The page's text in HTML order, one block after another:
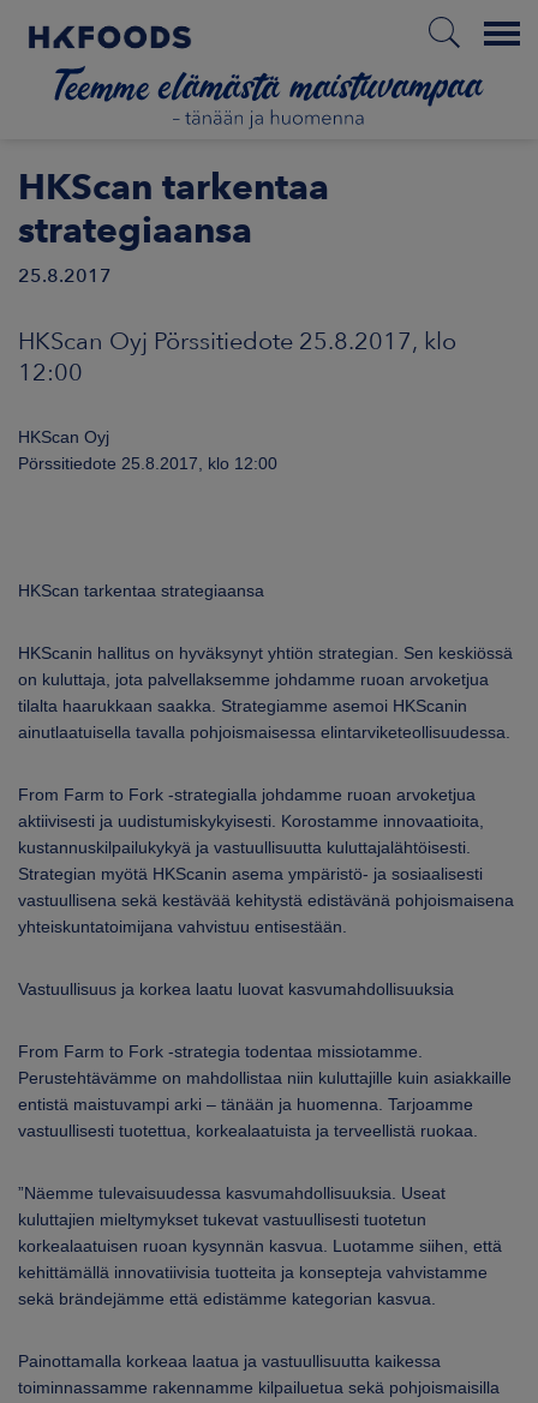
Menu
ETUSIVU
MEISTÄ
UUTISHUONE
HKScan tarkentaa
strategiaansa
25.8.2017
HKScan Oyj Pörssitiedote 25.8.2017, klo
12:00
HKScan Oyj
Pörssitiedote 25.8.2017, klo 12:00
HKScan tarkentaa strategiaansa
HKScanin hallitus on hyväksynyt yhtiön strategian. Sen keskiössä
on kuluttaja, jota palvellaksemme johdamme ruoan arvoketjua
tilalta haarukkaan saakka. Strategiamme asemoi HKScanin
ainutlaatuisella tavalla pohjoismaisessa elintarviketeollisuudessa.
From Farm to Fork -strategialla johdamme ruoan arvoketjua
aktiivisesti ja uudistumiskykyisesti. Korostamme innovaatioita,
kustannuskilpailukykyä ja vastuullisuutta kuluttajalähtöisesti.
Strategian myötä HKScanin asema ympäristö- ja sosiaalisesti
vastuullisena sekä kestävää kehitystä edistävänä pohjoismaisena
yhteiskuntatoimijana vahvistuu entisestään.
Vastuullisuus ja korkea laatu luovat kasvumahdollisuuksia
From Farm to Fork -strategia todentaa missiotamme.
Perustehtävämme on mahdollistaa niin kuluttajille kuin asiakkaille
entistä maistuvampi arki – tänään ja huomenna. Tarjoamme
vastuullisesti tuotettua, korkealaatuista ja terveellistä ruokaa.
”Näemme tulevaisuudessa kasvumahdollisuuksia. Useat
kuluttajien mieltymykset tukevat vastuullisesti tuotetun
korkealaatuisen ruoan kysynnän kasvua. Luotamme siihen, että
kehittämällä innovatiivisia tuotteita ja konsepteja vahvistamme
sekä brändejämme että edistämme kategorian kasvua.
Painottamalla korkeaa laatua ja vastuullisuutta kaikessa
toiminnassamme rakennamme kilpailuetua sekä pohjoismaisilla